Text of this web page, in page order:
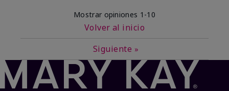
Mostrar opiniones 1-10
Volver al inicio
Siguiente »